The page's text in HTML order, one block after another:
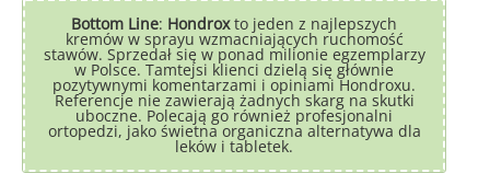
Bottom Line: Hondroxto jeden z najlepszych
kremów w sprayu wzmacniających ruchomość
stawów. Sprzedał się w ponad milionie egzemplarzy
w Polsce. Tamtejsi klienci dzielą się głównie
pozytywnymi komentarzami i opiniami Hondroxu.
Referencje nie zawierają żadnych skarg na skutki
uboczne. Polecają go również profesjonalni
ortopedzi, jako świetna organiczna alternatywa dla
leków i tabletek.